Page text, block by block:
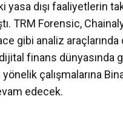
yasa dışı faaliyetlerin
TRM Forensic,
gibi analiz
finans dünyasında
yönelik çalışmalarına
edecek.